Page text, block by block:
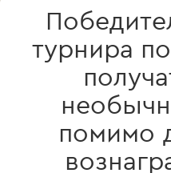
турнира
помимо